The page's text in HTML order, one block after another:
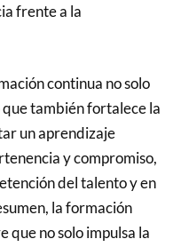
frente a la
continua no solo
que también fortalece la
un aprendizaje
y compromiso,
del talento y en
la formación
que no solo impulsa la